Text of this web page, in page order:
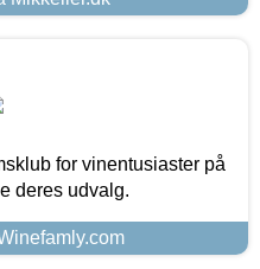
for vinentusiaster på
deres udvalg.